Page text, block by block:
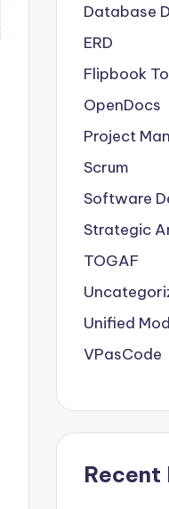
Database
ERD
Flipbook
OpenDocs
Project
Scrum
Software
Strategic
TOGAF
Unified
VPasCode
Recent